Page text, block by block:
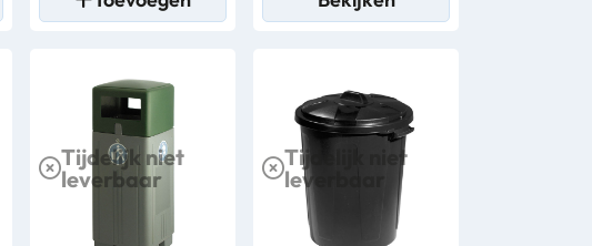
Tijdelijk niet
leverbaar
Tijdelijk niet
leverbaar